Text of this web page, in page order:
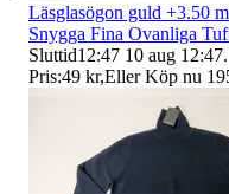
Läsglasögon guld +3.50
Snygga Fina Ovanliga
Sluttid12:47 10 aug 12:47.
Pris:49 kr,Eller Köp nu